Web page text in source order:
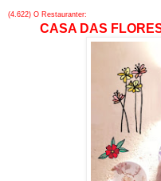
(4.622) O Restauranter:
CASA DAS